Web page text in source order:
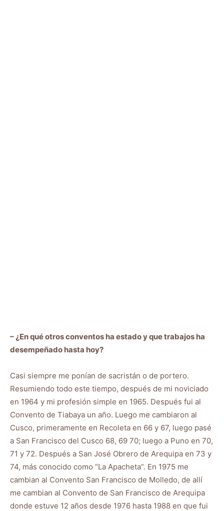
– ¿En qué otros conventos ha estado y que trabajos ha
desempeñado hasta hoy?
Casi siempre me ponían de sacristán o de portero.
Resumiendo todo este tiempo, después de mi noviciado
en 1964 y mi profesión simple en 1965. Después fui al
Convento de Tiabaya un año. Luego me cambiaron al
Cusco, primeramente en Recoleta en 66 y 67, luego pasé
a San Francisco del Cusco 68, 69 70; luego a Puno en 70,
71 y 72. Después a San José Obrero de Arequipa en 73 y
74, más conocido como “La Apacheta”. En 1975 me
cambian al Convento San Francisco de Molledo, de allí
me cambian al Convento de San Francisco de Arequipa
donde estuve 12 años desde 1976 hasta 1988 en que fui